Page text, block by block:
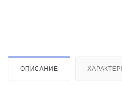
ОПИСАНИЕ